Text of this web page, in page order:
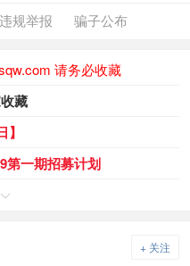
违规举报 骗子公布
请务必收藏
藏
第一期招募计划

+ 关注